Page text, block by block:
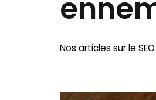
Nos articles sur le SEO